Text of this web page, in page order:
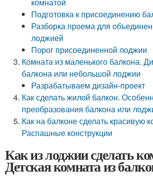
Подготовка к присоединению
Разборка проема для
лоджией
Порог присоединенной лоджии
Комната из маленького балкона.
балкона или небольшой лоджии
Разрабатываем дизайн-проект
Как сделать жилой балкон.
преобразования балкона или
Как на балконе сделать красивую
Распашные конструкции
Как из лоджии сделать
Детская комната из